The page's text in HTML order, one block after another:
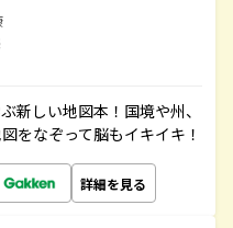
新しい地図本！国境や州、
をなぞって脳もイキイキ！
詳細を見る